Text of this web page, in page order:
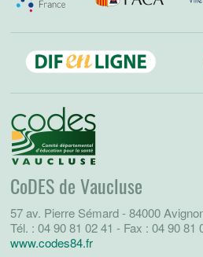
CoDES de Vaucluse
57 av. Pierre Sémard - 84000
Tél. : 04 90 81 02 41 - Fax : 04 90 81
www.codes84.fr